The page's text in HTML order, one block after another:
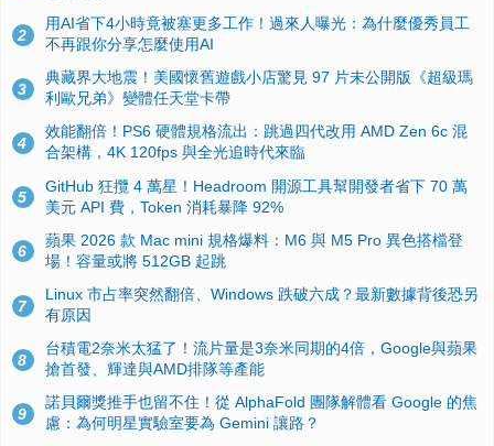
2
用AI省下4小時竟被塞更多工作！過來人曝光：為什麼優秀員工
不再跟你分享怎麼使用AI
3
典藏界大地震！美國懷舊遊戲小店驚見 97 片未公開版《超級瑪
利歐兄弟》變體任天堂卡帶
4
效能翻倍！PS6 硬體規格流出：跳過四代改用 AMD Zen 6c 混
合架構，4K 120fps 與全光追時代來臨
5
GitHub 狂攬 4 萬星！Headroom 開源工具幫開發者省下 70 萬
美元 API 費，Token 消耗暴降 92%
6
蘋果 2026 款 Mac mini 規格爆料：M6 與 M5 Pro 異色搭檔登
場！容量或將 512GB 起跳
7
Linux 市占率突然翻倍、Windows 跌破六成？最新數據背後恐另
有原因
8
台積電2奈米太猛了！流片量是3奈米同期的4倍，Google與蘋果
搶首發、輝達與AMD排隊等產能
9
諾貝爾獎推手也留不住！從 AlphaFold 團隊解體看 Google 的焦
慮：為何明星實驗室要為 Gemini 讓路？